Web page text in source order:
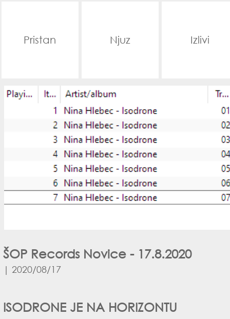
Pristan Njuz Izlivi
ŠOP Records Novice - 17.8.2020
| 2020/08/17
ISODRONE JE NA HORIZONTU